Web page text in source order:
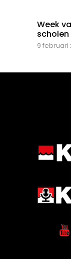
Week
9 februari